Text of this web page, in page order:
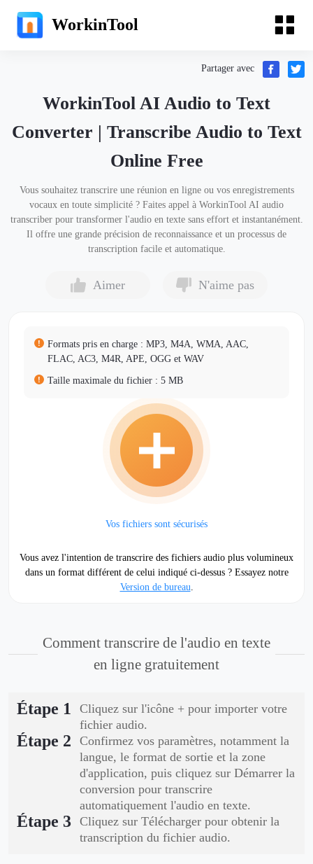
WorkinTool
Partager avec
WorkinTool AI Audio to Text
Converter | Transcribe Audio to Text
Online Free
Vous souhaitez transcrire une réunion en ligne ou vos enregistrements
vocaux en toute simplicité ? Faites appel à WorkinTool AI audio
transcriber pour transformer l'audio en texte sans effort et instantanément.
Il offre une grande précision de reconnaissance et un processus de
transcription facile et automatique.
Aimer N'aime pas
Formats pris en charge : MP3, M4A, WMA, AAC,
FLAC, AC3, M4R, APE, OGG et WAV
Taille maximale du fichier : 5 MB
Vos fichiers sont sécurisés
Vous avez l'intention de transcrire des fichiers audio plus volumineux
dans un format différent de celui indiqué ci-dessus ? Essayez notre
Version de bureau
Comment transcrire de l'audio en texte
en ligne gratuitement
Étape 1
Cliquez sur l'icône + pour importer votre
fichier audio.
Étape 2
Confirmez vos paramètres, notamment la
langue, le format de sortie et la zone
d'application, puis cliquez sur Démarrer la
conversion pour transcrire
automatiquement l'audio en texte.
Étape 3
Cliquez sur Télécharger pour obtenir la
transcription du fichier audio.